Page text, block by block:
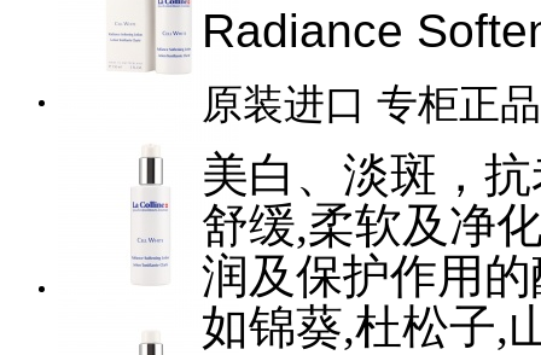
Radiance
原装进口 专柜正品
美白、淡斑，
舒缓,柔软及净
润及保护作用
如锦葵,杜松子,